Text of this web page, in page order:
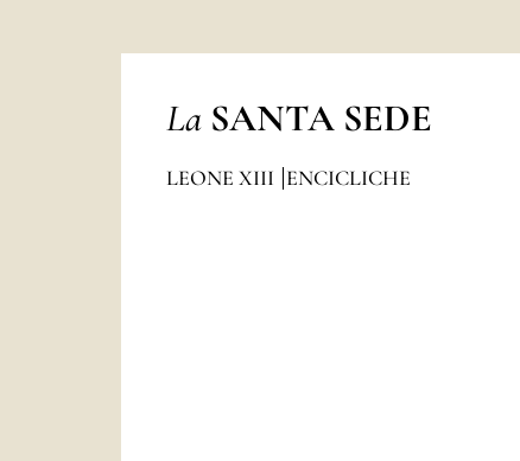
La SANTA SEDE
LEONE XIII ENCICLICHE